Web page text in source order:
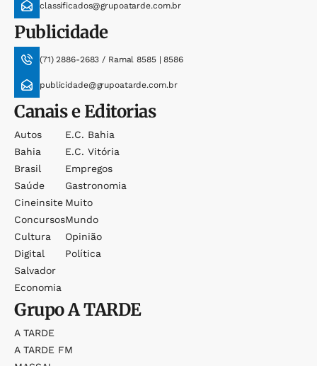
classificados@grupoatarde.com.br
Publicidade
(71) 2886-2683 / Ramal 8585 | 8586
publicidade@grupoatarde.com.br
Canais e Editorias
Autos
Bahia
Brasil
Saúde
Cineinsite
Concursos
Cultura
Digital
Salvador
Economia
E.c. Bahia
E.c. Vitória
Empregos
Gastronomia
Muito
Mundo
Opinião
Política
GrupoA TARDE
A TARDE
A TARDE FM